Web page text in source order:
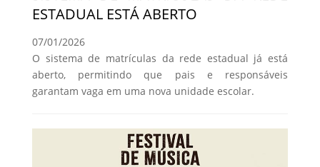
ESTADUAL ESTÁ ABERTO
07/01/2026
O sistema de matrículas da rede estadual já está
aberto, permitindo que pais e responsáveis
garantam vaga em uma nova unidade escolar.